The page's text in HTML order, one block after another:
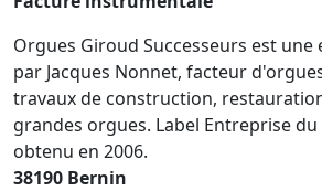
Orgues Giroud Successeurs est
par Jacques Nonnet, facteur
travaux de construction,
grandes orgues. Label Entreprise
obtenu en 2006.
38190 Bernin